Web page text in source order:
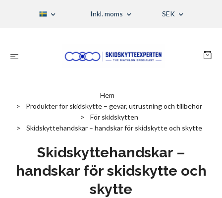
Inkl. moms SEK
Hem
Produkter för skidskytte – gevär, utrustning och tillbehör
För skidskytten
Skidskyttehandskar – handskar för skidskytte och skytte
Skidskyttehandskar –
handskar för skidskytte och
skytte